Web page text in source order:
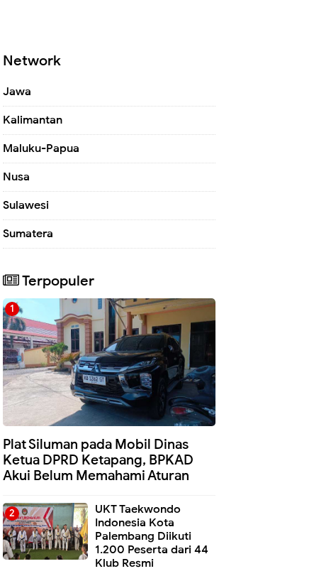
Network
Jawa
Kalimantan
Maluku-Papua
Nusa
Sulawesi
Sumatera
Terpopuler
Plat Siluman pada Mobil Dinas
Ketua DPRD Ketapang, BPKAD
Akui Belum Memahami Aturan
UKT Taekwondo
Indonesia Kota
Palembang Diikuti
1.200 Peserta dari 44
Klub Resmi